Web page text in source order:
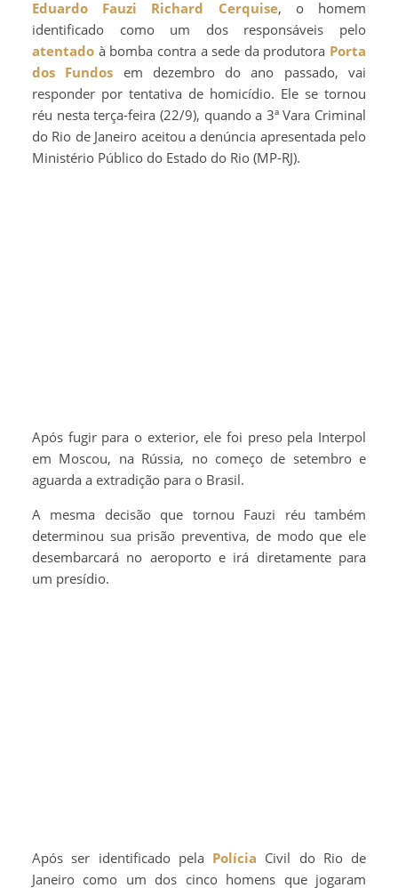
Eduardo Fauzi Richard Cerquise, o homem
identificado como um dos responsáveis pelo
atentado à bomba contra a sede da produtora Porta
dos Fundos em dezembro do ano passado, vai
responder por tentativa de homicídio. Ele se tornou
réu nesta terça-feira (22/9), quando a 3ª Vara Criminal
do Rio de Janeiro aceitou a denúncia apresentada pelo
Ministério Público do Estado do Rio (MP-RJ).
Após fugir para o exterior, ele foi preso pela Interpol
em Moscou, na Rússia, no começo de setembro e
aguarda a extradição para o Brasil.
A mesma decisão que tornou Fauzi réu também
determinou sua prisão preventiva, de modo que ele
desembarcará no aeroporto e irá diretamente para
um presídio.
Após ser identificado pela Polícia Civil do Rio de
Janeiro como um dos cinco homens que jogaram